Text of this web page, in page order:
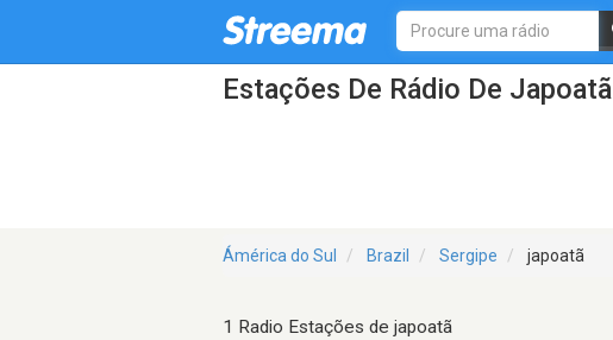
Estações De Rádio De Japoatã
Ámérica do Sul Brazil Sergipe japoatã
1 Radio Estações de japoatã